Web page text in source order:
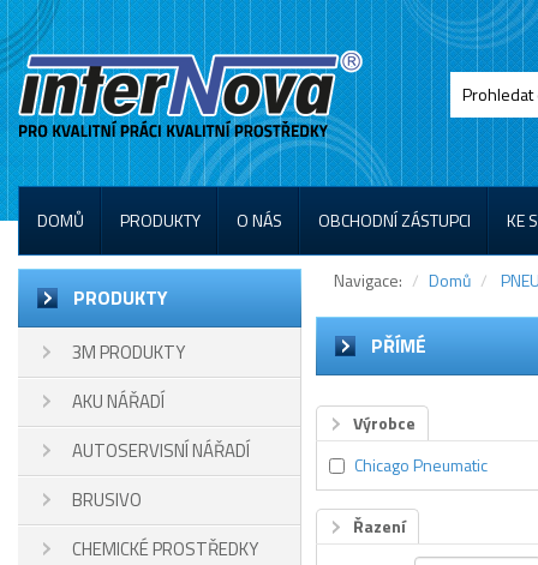
DOMŮ PRODUKTY O NÁS OBCHODNÍ ZÁSTUPCI KE
PRODUKTY
3M PRODUKTY
AKU NÁŘADÍ
AUTOSERVISNÍ NÁŘADÍ
BRUSIVO
CHEMICKÉ PROSTŘEDKY
Navigace: Domů
PŘÍMÉ
Výrobce
Chicago Pneumatic
Řazení